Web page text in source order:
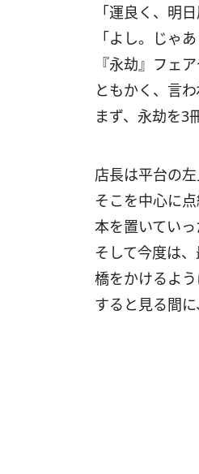
「運良く、明
「よし。じゃ
『永劫』フェア
ともかく、言
まず、永劫を3
店長は平台の
そこを中心に点
本を置いていっ
そして今度は、
橋をかけるよう
すると見る間